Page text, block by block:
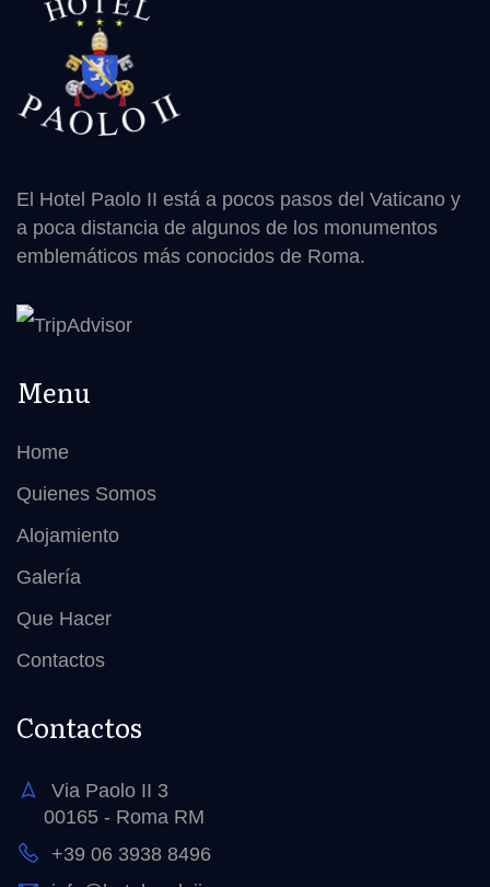
El Hotel Paolo II está a pocos pasos del Vaticano y
a poca distancia de algunos de los monumentos
emblemáticos más conocidos de Roma.
Menu
Home
Quienes Somos
Alojamiento
Galería
Que Hacer
Contactos
Contactos
Via Paolo II 3
00165 - Roma RM
+39 06 3938 8496